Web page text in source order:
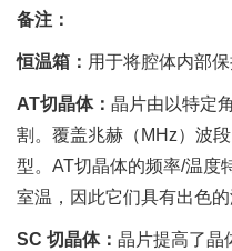
备注：
恒温箱： 用于将腔体内部
AT切晶体： 晶片由以特定
割。覆盖兆赫（MHz）波
型。AT切晶体的频率/温度
室温，因此它们具有出色的
SC 切晶体： 晶片提高了晶